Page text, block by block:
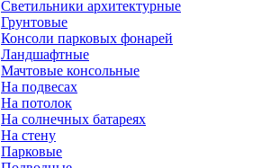
Светильники архитектурные
Грунтовые
Консоли парковых фонарей
Ландшафтные
Мачтовые консольные
На подвесах
На потолок
На солнечных батареях
На стену
Парковые